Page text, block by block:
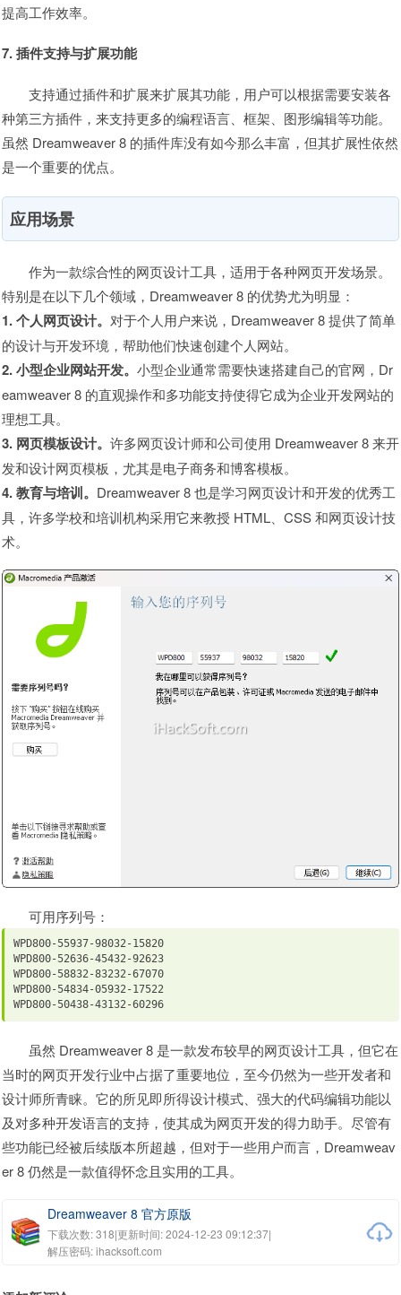
提高工作效率。
7. 插件支持与扩展功能
支持通过插件和扩展来扩展其功能，用户可以根据需要安装各
种第三方插件，来支持更多的编程语言、框架、图形编辑等功能。
虽然 Dreamweaver 8 的插件库没有如今那么丰富，但其扩展性依然
是一个重要的优点。
应用场景
作为一款综合性的网页设计工具，适用于各种网页开发场景。
特别是在以下几个领域，Dreamweaver 8 的优势尤为明显：
1. 个人网页设计。 对于个人用户来说，Dreamweaver 8 提供了简单
的设计与开发环境，帮助他们快速创建个人网站。
2. 小型企业网站开发。 小型企业通常需要快速搭建自己的官网，Dr
eamweaver 8 的直观操作和多功能支持使得它成为企业开发网站的
理想工具。
3. 网页模板设计。 许多网页设计师和公司使用 Dreamweaver 8 来开
发和设计网页模板，尤其是电子商务和博客模板。
4. 教育与培训。 Dreamweaver 8 也是学习网页设计和开发的优秀工
具，许多学校和培训机构采用它来教授 HTML、CSS 和网页设计技
术。
可用序列号：
WPD800-55937-98032-15820
WPD800-52636-45432-92623
WPD800-58832-83232-67070
WPD800-54834-05932-17522
WPD800-50438-43132-60296
虽然 Dreamweaver 8 是一款发布较早的网页设计工具，但它在
当时的网页开发行业中占据了重要地位，至今仍然为一些开发者和
设计师所青睐。它的所见即所得设计模式、强大的代码编辑功能以
及对多种开发语言的支持，使其成为网页开发的得力助手。尽管有
些功能已经被后续版本所超越，但对于一些用户而言，Dreamweav
er 8 仍然是一款值得怀念且实用的工具。
Dreamweaver 8 官方原版
下载次数: 318|更新时间: 2024-12-23 09:12:37|
解压密码: ihacksoft.com